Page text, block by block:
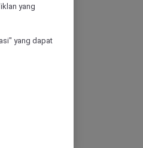
yang
yang dapat